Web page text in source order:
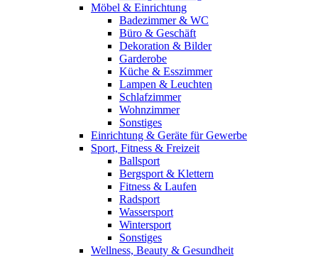
Möbel & Einrichtung
Badezimmer & WC
Büro & Geschäft
Dekoration & Bilder
Garderobe
Küche & Esszimmer
Lampen & Leuchten
Schlafzimmer
Wohnzimmer
Sonstiges
Einrichtung & Geräte für Gewerbe
Sport, Fitness & Freizeit
Ballsport
Bergsport & Klettern
Fitness & Laufen
Radsport
Wassersport
Wintersport
Sonstiges
Wellness, Beauty & Gesundheit